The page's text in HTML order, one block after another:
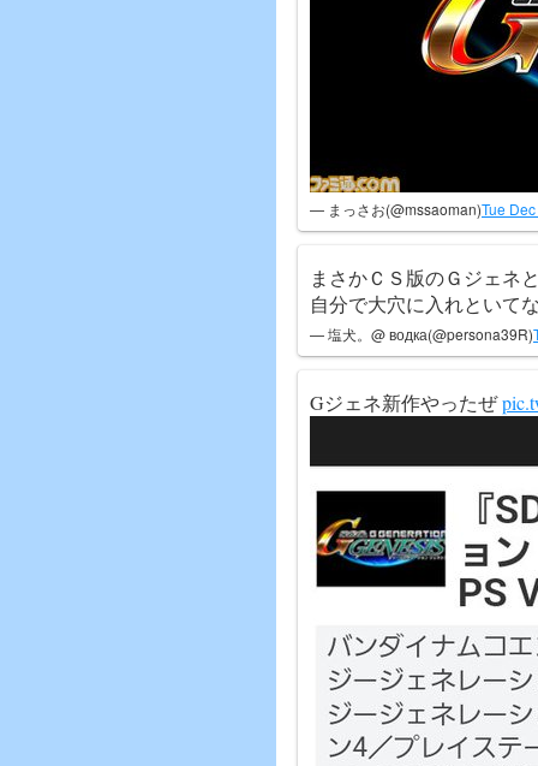
— まっさお(@mssaoman)Tue
まさかＣＳ版のＧジェネ
自分で大穴に入れといて
— 塩犬。@ водка(@persona39R)
Gジェネ新作やったぜ